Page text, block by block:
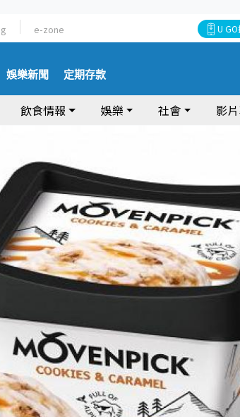
e-zone U
娛樂新聞 定期存款
飲食情報 娛樂 社會 影